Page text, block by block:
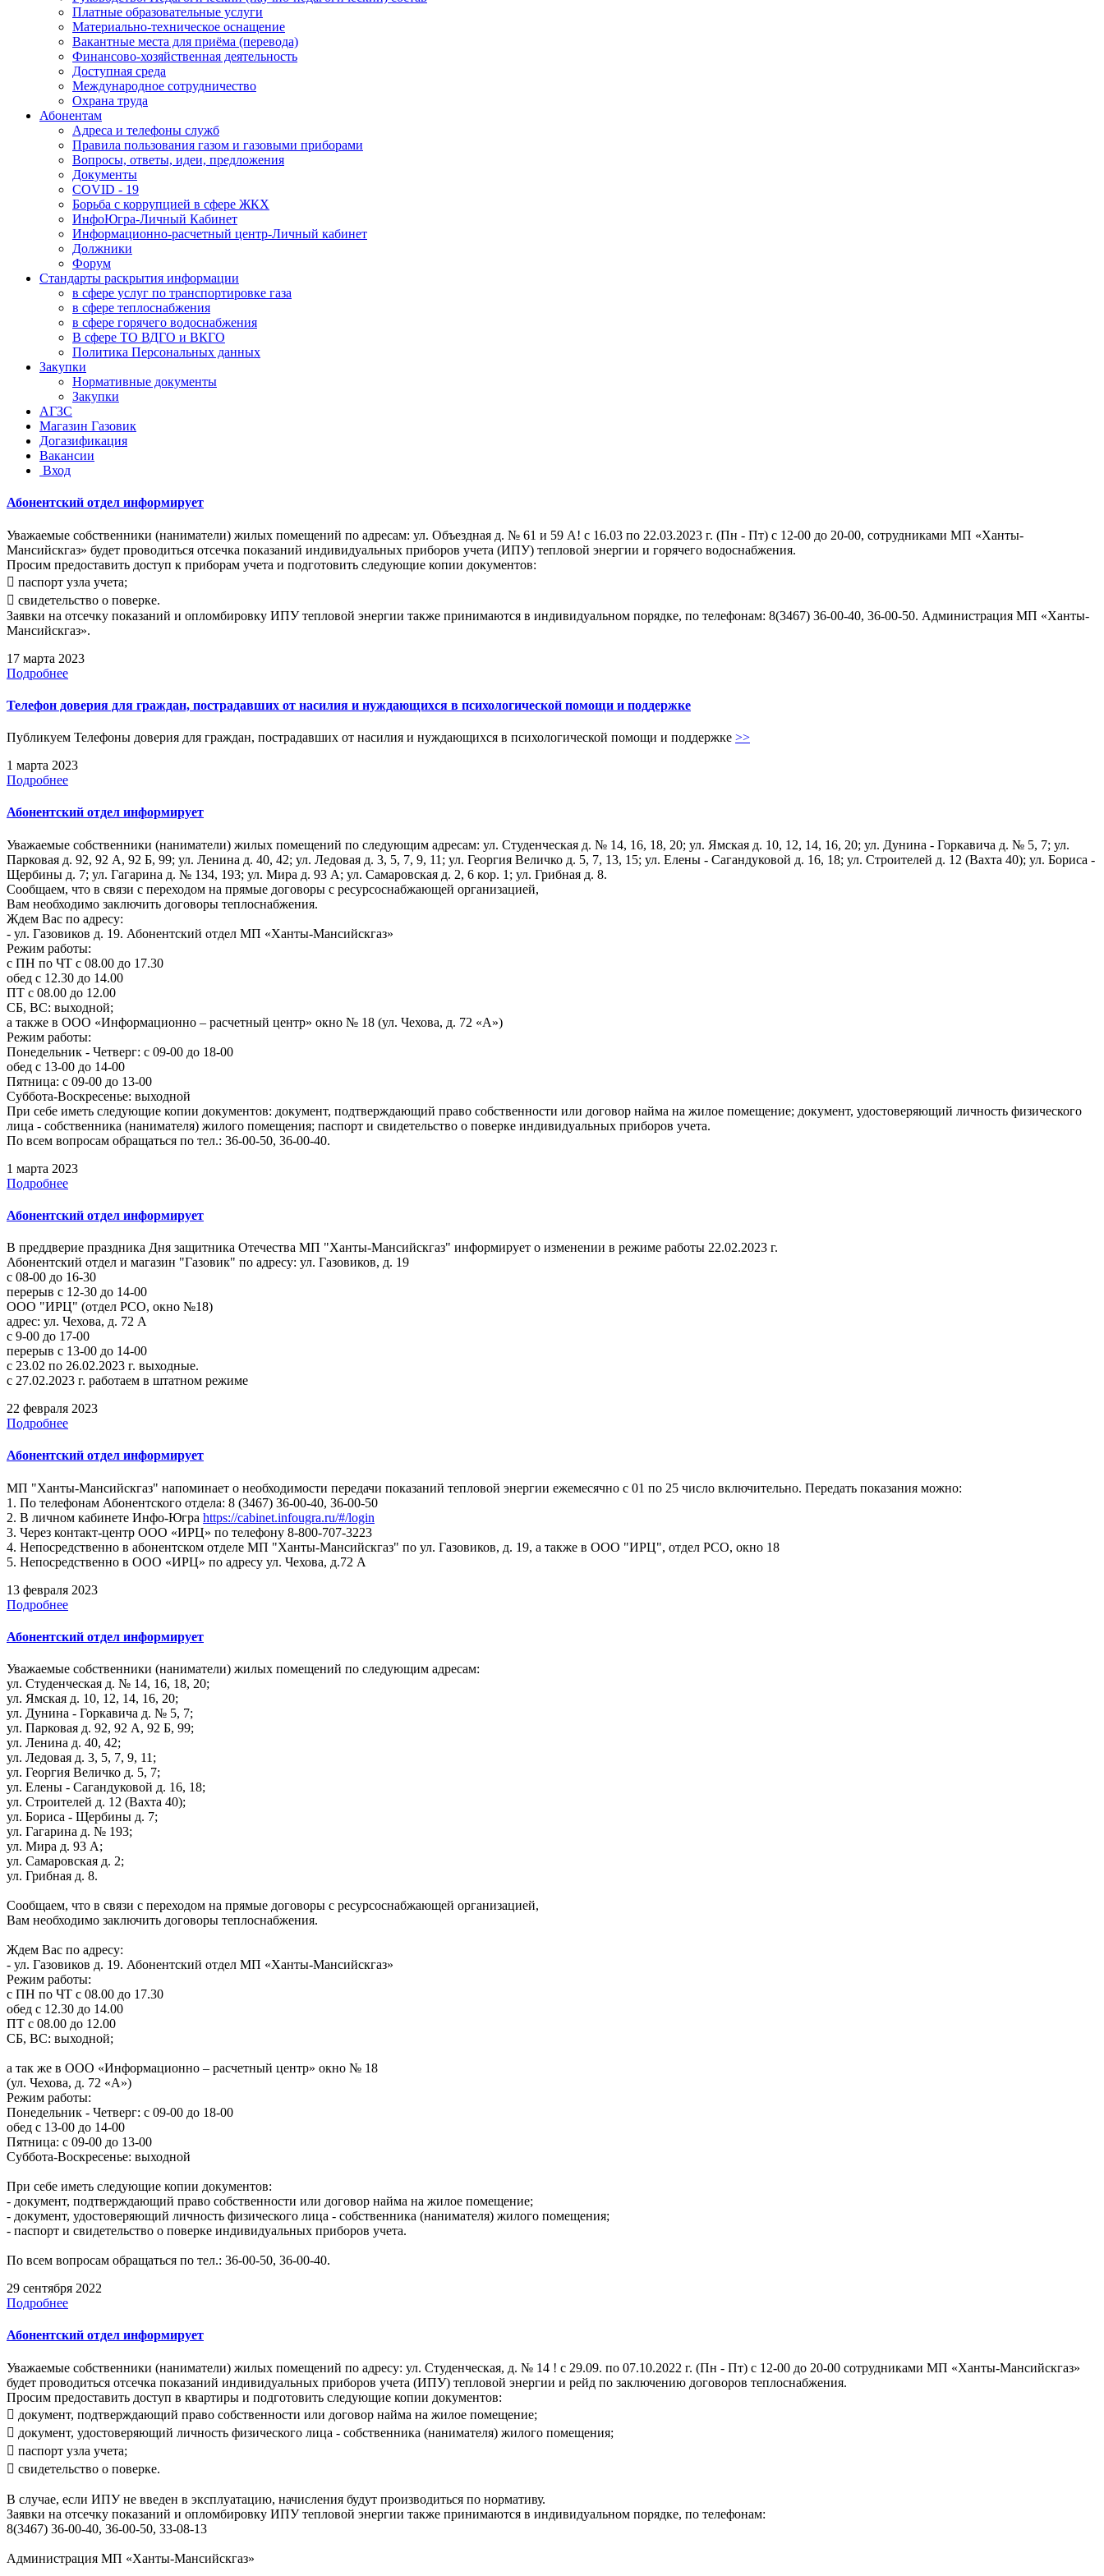
Платные образовательные услуги
Материально-техническое оснащение
Вакантные места для приёма (перевода)
Финансово-хозяйственная деятельность
Доступная среда
Международное сотрудничество
Охрана труда
Абонентам
Адреса и телефоны служб
Правила пользования газом и газовыми приборами
Вопросы, ответы, идеи, предложения
Документы
COVID - 19
Борьба с коррупцией в сфере ЖКХ
ИнфоЮгра-Личный Кабинет
Информационно-расчетный центр-Личный кабинет
Должники
Форум
Стандарты раскрытия информации
в сфере услуг по транспортировке газа
в сфере теплоснабжения
в сфере горячего водоснабжения
В сфере ТО ВДГО и ВКГО
Политика Персональных данных
Закупки
Нормативные документы
Закупки
АГЗС
Магазин Газовик
Догазификация
Вакансии
Вход
Абонентский отдел информирует
Уважаемые собственники (наниматели) жилых помещений по адресам: ул. Объездная д. № 61 и 59 А! с 16.03 по 22.03.2023 г. (Пн - Пт) с 12-00 до 20-00, сотрудниками МП «Ханты-
Мансийскгаз» будет проводиться отсечка показаний индивидуальных приборов учета (ИПУ) тепловой энергии и горячего водоснабжения.
Просим предоставить доступ к приборам учета и подготовить следующие копии документов:
 паспорт узла учета;
 свидетельство о поверке.
Заявки на отсечку показаний и опломбировку ИПУ тепловой энергии также принимаются в индивидуальном порядке, по телефонам: 8(3467) 36-00-40, 36-00-50. Администрация МП «Ханты-
Мансийскгаз».
17 марта 2023
Подробнее
Телефон доверия для граждан, пострадавших от насилия и нуждающихся в психологической помощи и поддержке
Публикуем Телефоны доверия для граждан, пострадавших от насилия и нуждающихся в психологической помощи и поддержке >>
1 марта 2023
Подробнее
Абонентский отдел информирует
Уважаемые собственники (наниматели) жилых помещений по следующим адресам: ул. Студенческая д. № 14, 16, 18, 20; ул. Ямская д. 10, 12, 14, 16, 20; ул. Дунина - Горкавича д. № 5, 7; ул.
Парковая д. 92, 92 А, 92 Б, 99; ул. Ленина д. 40, 42; ул. Ледовая д. 3, 5, 7, 9, 11; ул. Георгия Величко д. 5, 7, 13, 15; ул. Елены - Сагандуковой д. 16, 18; ул. Строителей д. 12 (Вахта 40); ул. Бориса -
Щербины д. 7; ул. Гагарина д. № 134, 193; ул. Мира д. 93 А; ул. Самаровская д. 2, 6 кор. 1; ул. Грибная д. 8.
Сообщаем, что в связи с переходом на прямые договоры с ресурсоснабжающей организацией,
Вам необходимо заключить договоры теплоснабжения.
Ждем Вас по адресу:
- ул. Газовиков д. 19. Абонентский отдел МП «Ханты-Мансийскгаз»
Режим работы:
с ПН по ЧТ с 08.00 до 17.30
обед с 12.30 до 14.00
ПТ с 08.00 до 12.00
СБ, ВС: выходной;
а также в ООО «Информационно – расчетный центр» окно № 18 (ул. Чехова, д. 72 «А»)
Режим работы:
Понедельник - Четверг: с 09-00 до 18-00
обед с 13-00 до 14-00
Пятница: с 09-00 до 13-00
Суббота-Воскресенье: выходной
При себе иметь следующие копии документов: документ, подтверждающий право собственности или договор найма на жилое помещение; документ, удостоверяющий личность физического
лица - собственника (нанимателя) жилого помещения; паспорт и свидетельство о поверке индивидуальных приборов учета.
По всем вопросам обращаться по тел.: 36-00-50, 36-00-40.
1 марта 2023
Подробнее
Абонентский отдел информирует
В преддверие праздника Дня защитника Отечества МП "Ханты-Мансийскгаз" информирует о изменении в режиме работы 22.02.2023 г.
Абонентский отдел и магазин "Газовик" по адресу: ул. Газовиков, д. 19
с 08-00 до 16-30
перерыв с 12-30 до 14-00
ООО "ИРЦ" (отдел РСО, окно №18)
адрес: ул. Чехова, д. 72 А
с 9-00 до 17-00
перерыв с 13-00 до 14-00
с 23.02 по 26.02.2023 г. выходные.
с 27.02.2023 г. работаем в штатном режиме
22 февраля 2023
Подробнее
Абонентский отдел информирует
МП "Ханты-Мансийскгаз" напоминает о необходимости передачи показаний тепловой энергии ежемесячно с 01 по 25 число включительно. Передать показания можно:
1. По телефонам Абонентского отдела: 8 (3467) 36-00-40, 36-00-50
2. В личном кабинете Инфо-Югра https://cabinet.infougra.ru/#/login
3. Через контакт-центр ООО «ИРЦ» по телефону 8-800-707-3223
4. Непосредственно в абонентском отделе МП "Ханты-Мансийскгаз" по ул. Газовиков, д. 19, а также в ООО "ИРЦ", отдел РСО, окно 18
5. Непосредственно в ООО «ИРЦ» по адресу ул. Чехова, д.72 А
13 февраля 2023
Подробнее
Абонентский отдел информирует
Уважаемые собственники (наниматели) жилых помещений по следующим адресам:
ул. Студенческая д. № 14, 16, 18, 20;
ул. Ямская д. 10, 12, 14, 16, 20;
ул. Дунина - Горкавича д. № 5, 7;
ул. Парковая д. 92, 92 А, 92 Б, 99;
ул. Ленина д. 40, 42;
ул. Ледовая д. 3, 5, 7, 9, 11;
ул. Георгия Величко д. 5, 7;
ул. Елены - Сагандуковой д. 16, 18;
ул. Строителей д. 12 (Вахта 40);
ул. Бориса - Щербины д. 7;
ул. Гагарина д. № 193;
ул. Мира д. 93 А;
ул. Самаровская д. 2;
ул. Грибная д. 8.
Сообщаем, что в связи с переходом на прямые договоры с ресурсоснабжающей организацией,
Вам необходимо заключить договоры теплоснабжения.
Ждем Вас по адресу:
- ул. Газовиков д. 19. Абонентский отдел МП «Ханты-Мансийскгаз»
Режим работы:
с ПН по ЧТ с 08.00 до 17.30
обед с 12.30 до 14.00
ПТ с 08.00 до 12.00
СБ, ВС: выходной;
а так же в ООО «Информационно – расчетный центр» окно № 18
(ул. Чехова, д. 72 «А»)
Режим работы:
Понедельник - Четверг: с 09-00 до 18-00
обед с 13-00 до 14-00
Пятница: с 09-00 до 13-00
Суббота-Воскресенье: выходной
При себе иметь следующие копии документов:
- документ, подтверждающий право собственности или договор найма на жилое помещение;
- документ, удостоверяющий личность физического лица - собственника (нанимателя) жилого помещения;
- паспорт и свидетельство о поверке индивидуальных приборов учета.
По всем вопросам обращаться по тел.: 36-00-50, 36-00-40.
29 сентября 2022
Подробнее
Абонентский отдел информирует
Уважаемые собственники (наниматели) жилых помещений по адресу: ул. Студенческая, д. № 14 ! с 29.09. по 07.10.2022 г. (Пн - Пт) с 12-00 до 20-00 сотрудниками МП «Ханты-Мансийскгаз»
будет проводиться отсечка показаний индивидуальных приборов учета (ИПУ) тепловой энергии и рейд по заключению договоров теплоснабжения.
Просим предоставить доступ в квартиры и подготовить следующие копии документов:
 документ, подтверждающий право собственности или договор найма на жилое помещение;
 документ, удостоверяющий личность физического лица - собственника (нанимателя) жилого помещения;
 паспорт узла учета;
 свидетельство о поверке.
В случае, если ИПУ не введен в эксплуатацию, начисления будут производиться по нормативу.
Заявки на отсечку показаний и опломбировку ИПУ тепловой энергии также принимаются в индивидуальном порядке, по телефонам:
8(3467) 36-00-40, 36-00-50, 33-08-13
Администрация МП «Ханты-Мансийскгаз»